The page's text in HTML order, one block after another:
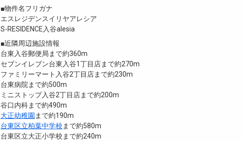
■物件名フリガナ
エスレジデンスイリヤアレシア
S-RESIDENCE⼊⾕alesia
■近隣周辺施設情報
台東入谷郵便局まで約360m
セブンイレブン台東入谷1丁目店まで約270m
ファミリーマート入谷2丁目店まで約230m
台東病院まで約500m
ミニストップ入谷2丁目店まで約200m
谷口内科まで約490m
大正幼稚園 まで約190m
台東区立柏葉中学校 まで約580m
台東区立大正小学校まで約240m